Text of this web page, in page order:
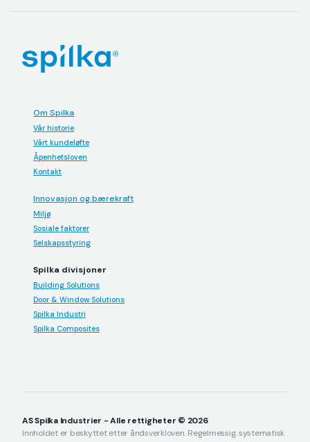
Om Spilka
Vår historie
Vårt kundeløfte
Åpenhetsloven
Kontakt
Innovasjon og bærekraft
Miljø
Sosiale faktorer
Selskapsstyring
Spilka divisjoner
Building Solutions
Door & Window Solutions
Spilka Industri
Spilka Composites
AS Spilka Industrier - Alle rettigheter © 2026
Innholdet er beskyttet etter åndsverkloven. Regelmessig, systematisk